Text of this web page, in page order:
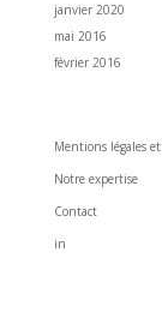
janvier 2020
mai 2016
février 2016
Mentions légales
Notre expertise
Contact
in